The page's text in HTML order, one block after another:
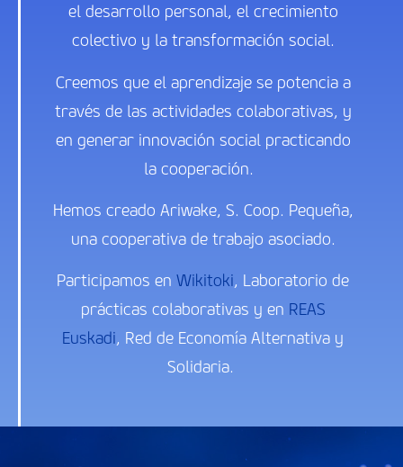
el desarrollo personal, el crecimiento
colectivo y la transformación social.
Creemos que el aprendizaje se potencia a
través de las actividades colaborativas, y
en generar innovación social practicando
la cooperación.
Hemos creado Ariwake, S. Coop. Pequeña,
una cooperativa de trabajo asociado.
Participamos en Wikitoki, Laboratorio de
prácticas colaborativas y en REAS
Euskadi, Red de Economía Alternativa y
Solidaria.